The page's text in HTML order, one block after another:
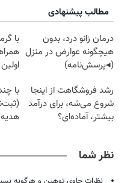
مطالب پیشنهادی
درمان زانو درد، بدون
هیچگونه عوارض در منزل
(◂پرسش‌نامه)
با
رشد فروشگاهت از اینجا
شروع می‌شه، برای درآمد
بیشتر، آماده‌ای؟
با
نظر شما